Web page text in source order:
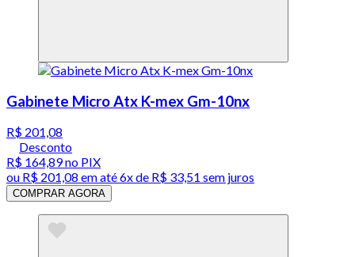
Gabinete Micro Atx K-mex Gm-10nx
R$ 201,08
Desconto
R$ 164,89no PIX
ou R$ 201,08 em até6x de R$ 33,51 sem juros
COMPRAR AGORA